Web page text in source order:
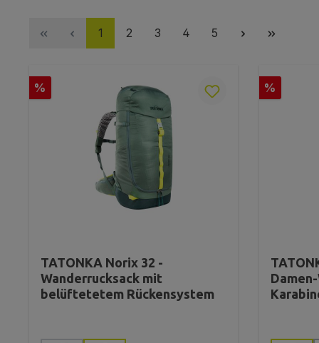
Seite
1 Seite
2 Seite
3 Seite
4 Seite
5
Rabatt
%
TATONKA Norix 32 -
Wanderrucksack mit
belüftetetem Rückensystem
Rabatt
%